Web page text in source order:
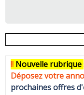
!! Nouvelle rubrique
Déposez votre
prochaines offres